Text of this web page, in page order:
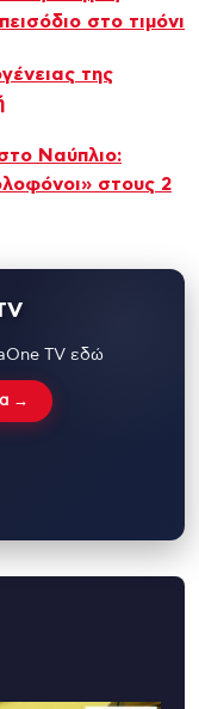
στο τιμόνι
της
Ναύπλιο:
στους 2
TV εδώ
→